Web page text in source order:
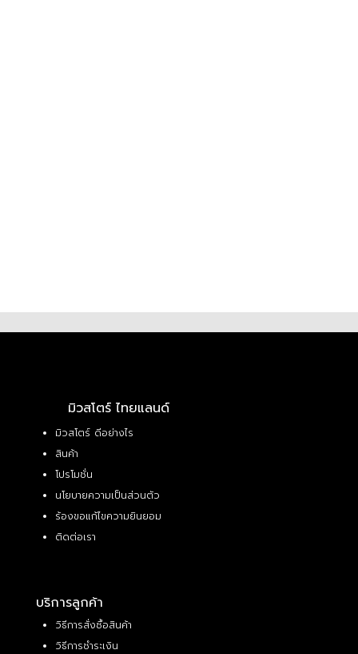
มิวสโตร์ ไทยแลนด์
มิวสโตร์ ดีอย่างไร
สินค้า
โปรโมชั่น
นโยบายความเป็นส่วนตัว
ร้องขอแก้ไขความยินยอม
ติดต่อเรา
บริการลูกค้า
วิธีการสั่งซื้อสินค้า
วิธีการชำระเงิน